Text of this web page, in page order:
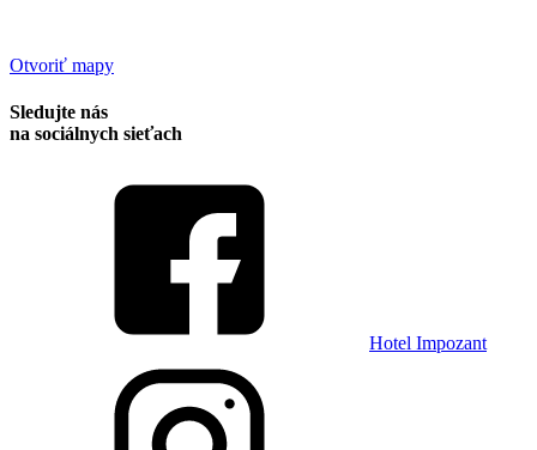
Otvoriť mapy
Sledujte nás
na sociálnych sieťach
Hotel Impozant